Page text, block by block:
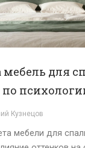
мебель для
Кузнецов
мебели для